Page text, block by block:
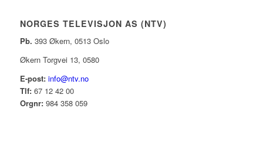
NORGES TELEVISJON AS (NTV)
Pb. 393 Økern, 0513 Oslo
Økern Torgvei 13, 0580
E-post: info@ntv.no
Tlf:67 12 42 00
Orgnr:984 358 059